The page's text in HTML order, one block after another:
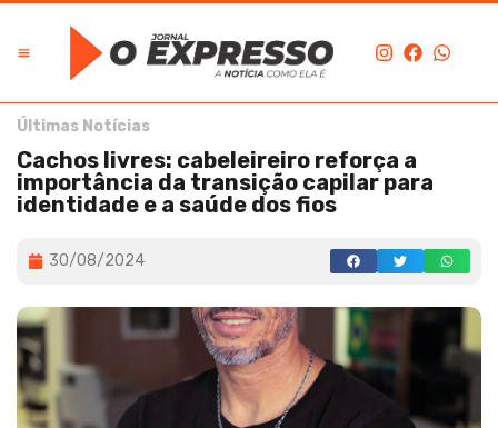
Últimas Notícias
Cachos livres: cabeleireiro reforça a
importância da transição capilar para
identidade e a saúde dos fios
30/08/2024